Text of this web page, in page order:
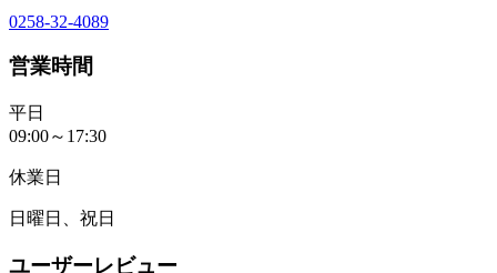
0258-32-4089
営業時間
平日
09:00～17:30
休業日
日曜日、祝日
ユーザーレビュー